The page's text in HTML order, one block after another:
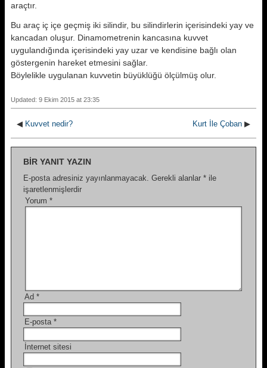
araçtır.
Bu araç iç içe geçmiş iki silindir, bu silindirlerin içerisindeki yay ve
kancadan oluşur. Dinamometrenin kancasına kuvvet
uygulandığında içerisindeki yay uzar ve kendisine bağlı olan
göstergenin hareket etmesini sağlar.
Böylelikle uygulanan kuvvetin büyüklüğü ölçülmüş olur.
Updated: 9 Ekim 2015 at 23:35
◀ Kuvvet nedir? Kurt İle Çoban ▶
BIR YANIT YAZIN
E-posta adresiniz yayınlanmayacak. Gerekli alanlar * ile
işaretlenmişlerdir
Yorum *
Ad *
E-posta *
İnternet sitesi